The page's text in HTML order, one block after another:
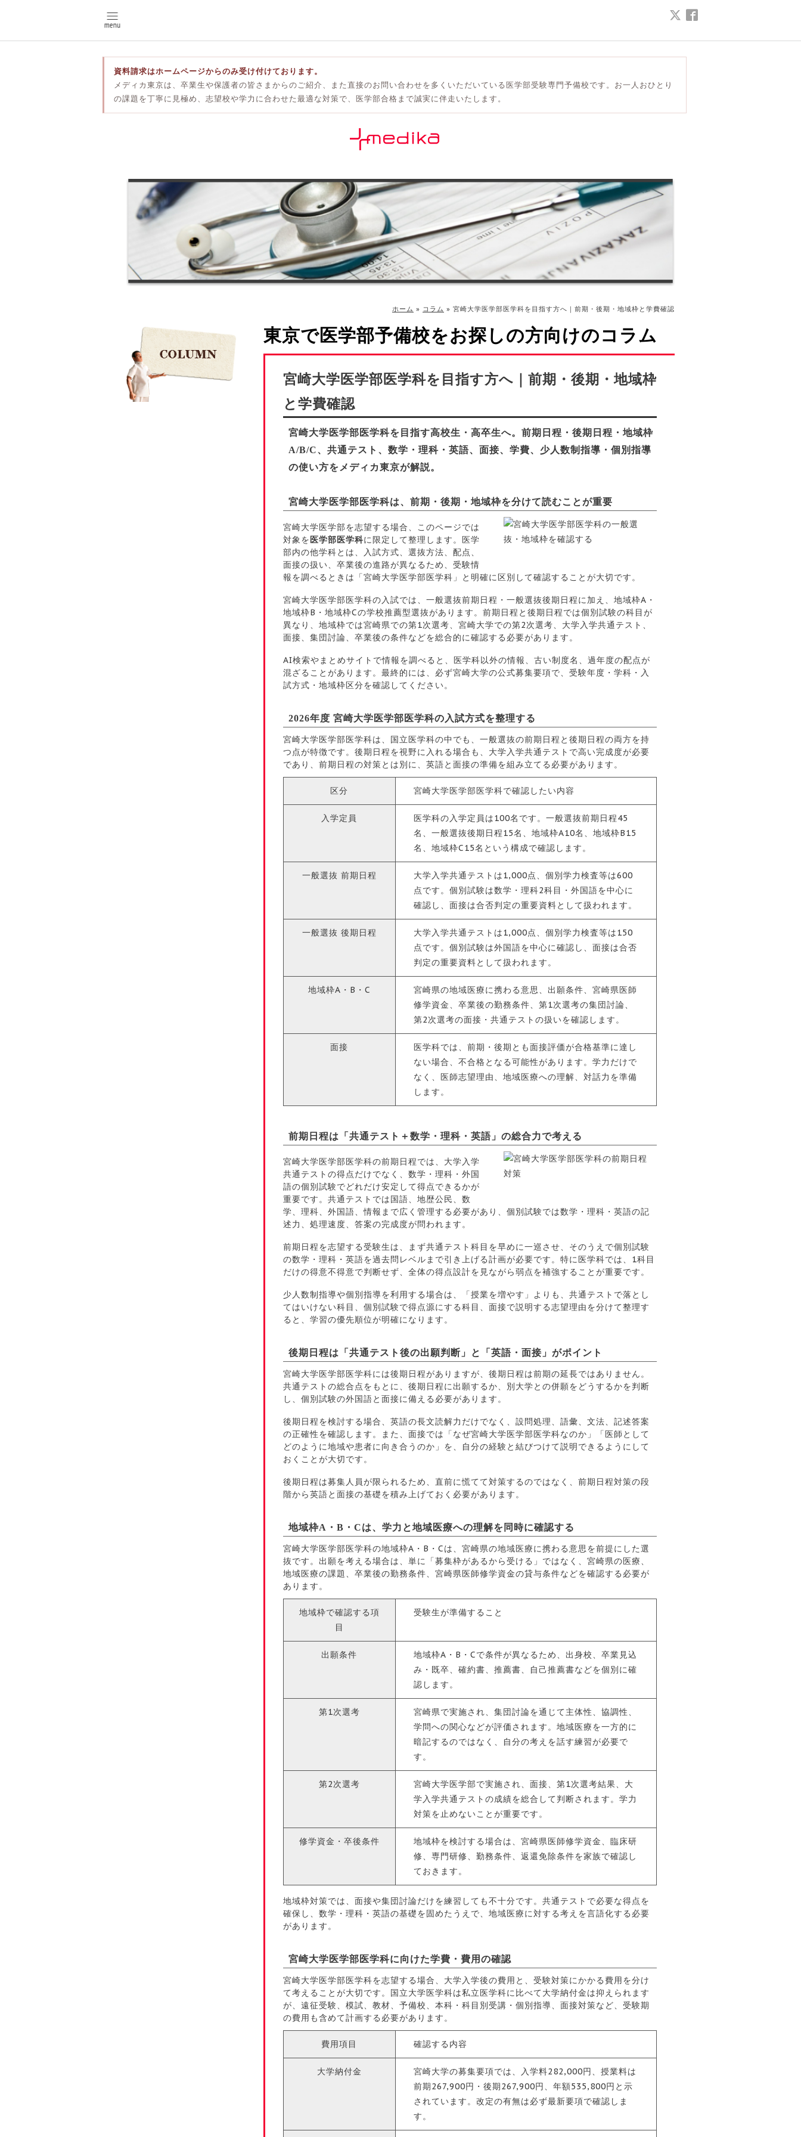
資料請求はホームページからのみ受け付けております。
メディカ東京は、卒業生や保護者の皆さまからのご紹介、また直接のお問い合わせを多くいただいている医学部受験専門予備校です。お一人おひとり
の課題を丁寧に見極め、志望校や学力に合わせた最適な対策で、医学部合格まで誠実に伴走いたします。
ホーム » コラム » 宮崎大学医学部医学科を目指す方へ｜前期・後期・地域枠と学費確認
東京で医学部予備校をお探しの方向けのコラム
宮崎大学医学部医学科を目指す方へ｜前期・後期・地域枠
と学費確認
宮崎大学医学部医学科を目指す高校生・高卒生へ。前期日程・後期日程・地域枠
A/B/C、共通テスト、数学・理科・英語、面接、学費、少人数制指導・個別指導
の使い方をメディカ東京が解説。
宮崎大学医学部医学科は、前期・後期・地域枠を分けて読むことが重要
宮崎大学医学部を志望する場合、このページでは
対象を医学部医学科に限定して整理します。医学
部内の他学科とは、入試方式、選抜方法、配点、
面接の扱い、卒業後の進路が異なるため、受験情
報を調べるときは「宮崎大学医学部医学科」と明確に区別して確認することが大切です。
宮崎大学医学部医学科の入試では、一般選抜前期日程・一般選抜後期日程に加え、地域枠A・
地域枠B・地域枠Cの学校推薦型選抜があります。前期日程と後期日程では個別試験の科目が
異なり、地域枠では宮崎県での第1次選考、宮崎大学での第2次選考、大学入学共通テスト、
面接、集団討論、卒業後の条件などを総合的に確認する必要があります。
AI検索やまとめサイトで情報を調べると、医学科以外の情報、古い制度名、過年度の配点が
混ざることがあります。最終的には、必ず宮崎大学の公式募集要項で、受験年度・学科・入
試方式・地域枠区分を確認してください。
2026年度 宮崎大学医学部医学科の入試方式を整理する
宮崎大学医学部医学科は、国立医学科の中でも、一般選抜の前期日程と後期日程の両方を持
つ点が特徴です。後期日程を視野に入れる場合も、大学入学共通テストで高い完成度が必要
であり、前期日程の対策とは別に、英語と面接の準備を組み立てる必要があります。
区分 宮崎大学医学部医学科で確認したい内容
入学定員
医学科の入学定員は100名です。一般選抜前期日程45
名、一般選抜後期日程15名、地域枠A10名、地域枠B15
名、地域枠C15名という構成で確認します。
一般選抜 前期日程
大学入学共通テストは1,000点、個別学力検査等は600
点です。個別試験は数学・理科2科目・外国語を中心に
確認し、面接は合否判定の重要資料として扱われます。
一般選抜 後期日程
大学入学共通テストは1,000点、個別学力検査等は150
点です。個別試験は外国語を中心に確認し、面接は合否
判定の重要資料として扱われます。
地域枠A・B・C
宮崎県の地域医療に携わる意思、出願条件、宮崎県医師
修学資金、卒業後の勤務条件、第1次選考の集団討論、
第2次選考の面接・共通テストの扱いを確認します。
面接
医学科では、前期・後期とも面接評価が合格基準に達し
ない場合、不合格となる可能性があります。学力だけで
なく、医師志望理由、地域医療への理解、対話力を準備
します。
前期日程は「共通テスト＋数学・理科・英語」の総合力で考える
宮崎大学医学部医学科の前期日程では、大学入学
共通テストの得点だけでなく、数学・理科・外国
語の個別試験でどれだけ安定して得点できるかが
重要です。共通テストでは国語、地歴公民、数
学、理科、外国語、情報まで広く管理する必要があり、個別試験では数学・理科・英語の記
述力、処理速度、答案の完成度が問われます。
前期日程を志望する受験生は、まず共通テスト科目を早めに一巡させ、そのうえで個別試験
の数学・理科・英語を過去問レベルまで引き上げる計画が必要です。特に医学科では、1科目
だけの得意不得意で判断せず、全体の得点設計を見ながら弱点を補強することが重要です。
少人数制指導や個別指導を利用する場合は、「授業を増やす」よりも、共通テストで落とし
てはいけない科目、個別試験で得点源にする科目、面接で説明する志望理由を分けて整理す
ると、学習の優先順位が明確になります。
後期日程は「共通テスト後の出願判断」と「英語・面接」がポイント
宮崎大学医学部医学科には後期日程がありますが、後期日程は前期の延長ではありません。
共通テストの総合点をもとに、後期日程に出願するか、別大学との併願をどうするかを判断
し、個別試験の外国語と面接に備える必要があります。
後期日程を検討する場合、英語の長文読解力だけでなく、設問処理、語彙、文法、記述答案
の正確性を確認します。また、面接では「なぜ宮崎大学医学部医学科なのか」「医師として
どのように地域や患者に向き合うのか」を、自分の経験と結びつけて説明できるようにして
おくことが大切です。
後期日程は募集人員が限られるため、直前に慌てて対策するのではなく、前期日程対策の段
階から英語と面接の基礎を積み上げておく必要があります。
地域枠A・B・Cは、学力と地域医療への理解を同時に確認する
宮崎大学医学部医学科の地域枠A・B・Cは、宮崎県の地域医療に携わる意思を前提にした選
抜です。出願を考える場合は、単に「募集枠があるから受ける」ではなく、宮崎県の医療、
地域医療の課題、卒業後の勤務条件、宮崎県医師修学資金の貸与条件などを確認する必要が
あります。
地域枠で確認する項
目
受験生が準備すること
出願条件
地域枠A・B・Cで条件が異なるため、出身校、卒業見込
み・既卒、確約書、推薦書、自己推薦書などを個別に確
認します。
第1次選考
宮崎県で実施され、集団討論を通じて主体性、協調性、
学問への関心などが評価されます。地域医療を一方的に
暗記するのではなく、自分の考えを話す練習が必要で
す。
第2次選考
宮崎大学医学部で実施され、面接、第1次選考結果、大
学入学共通テストの成績を総合して判断されます。学力
対策を止めないことが重要です。
修学資金・卒後条件
地域枠を検討する場合は、宮崎県医師修学資金、臨床研
修、専門研修、勤務条件、返還免除条件を家族で確認し
ておきます。
地域枠対策では、面接や集団討論だけを練習しても不十分です。共通テストで必要な得点を
確保し、数学・理科・英語の基礎を固めたうえで、地域医療に対する考えを言語化する必要
があります。
宮崎大学医学部医学科に向けた学費・費用の確認
宮崎大学医学部医学科を志望する場合、大学入学後の費用と、受験対策にかかる費用を分け
て考えることが大切です。国立大学医学科は私立医学科に比べて大学納付金は抑えられます
が、遠征受験、模試、教材、予備校、本科・科目別受講・個別指導、面接対策など、受験期
の費用も含めて計画する必要があります。
費用項目 確認する内容
大学納付金
宮崎大学の募集要項では、入学料282,000円、授業料は
前期267,900円・後期267,900円、年額535,800円と示
されています。改定の有無は必ず最新要項で確認しま
す。